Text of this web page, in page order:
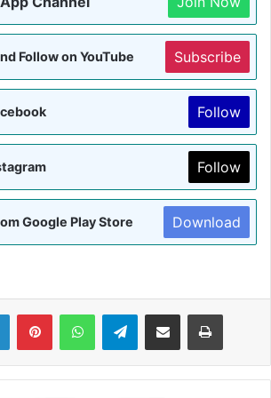
Follow on YouTube Subscribe
Follow
Follow
Google Play Store Download
LinkedInPinterestWhatsAppTelegramShare via Email Print